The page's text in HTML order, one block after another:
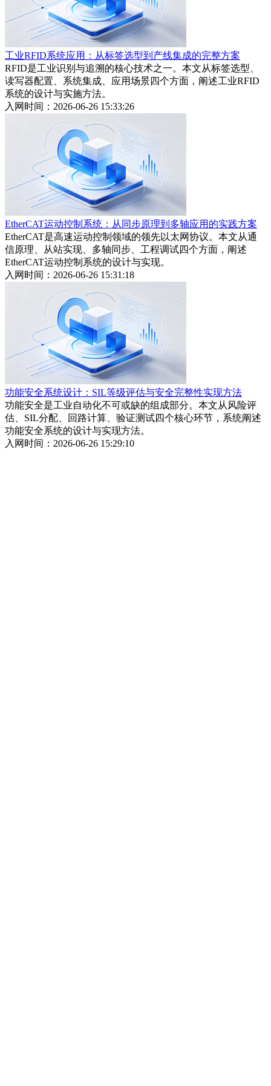
工业RFID系统应用：从标签选型到产线集成的完整方案
RFID是工业识别与追溯的核心技术之一。本文从标签选型、
读写器配置、系统集成、应用场景四个方面，阐述工业RFID
系统的设计与实施方法。
入网时间：2026-06-26 15:33:26
EtherCAT运动控制系统：从同步原理到多轴应用的实践方案
EtherCAT是高速运动控制领域的领先以太网协议。本文从通
信原理、从站实现、多轴同步、工程调试四个方面，阐述
EtherCAT运动控制系统的设计与实现。
入网时间：2026-06-26 15:31:18
功能安全系统设计：SIL等级评估与安全完整性实现方法
功能安全是工业自动化不可或缺的组成部分。本文从风险评
估、SIL分配、回路计算、验证测试四个核心环节，系统阐述
功能安全系统的设计与实现方法。
入网时间：2026-06-26 15:29:10